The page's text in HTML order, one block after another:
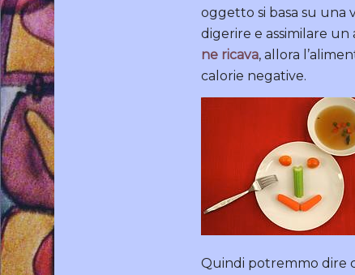
oggetto si basa su una
digerire e assimilare un
ne ricava, allora
calorie negative.
Quindi potremmo dire